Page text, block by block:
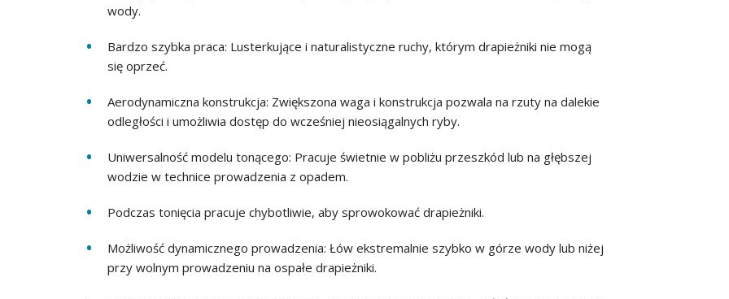
wody.
Bardzo szybka praca: Lusterkujące i naturalistyczne ruchy, którym drapieżniki nie mogą
się oprzeć.
Aerodynamiczna konstrukcja: Zwiększona waga i konstrukcja pozwala na rzuty na dalekie
odległości i umożliwia dostęp do wcześniej nieosiągalnych ryby.
Uniwersalność modelu tonącego: Pracuje świetnie w pobliżu przeszkód lub na głębszej
wodzie w technice prowadzenia z opadem.
Podczas tonięcia pracuje chybotliwie, aby sprowokować drapieżniki.
Możliwość dynamicznego prowadzenia: Łów ekstremalnie szybko w górze wody lub niżej
przy wolnym prowadzeniu na ospałe drapieżniki.